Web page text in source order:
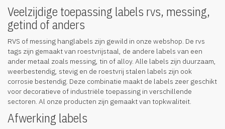
Veelzijdige toepassing labels rvs, messing,
getind of anders
RVS of messing hanglabels zijn gewild in onze webshop. De rvs
tags zijn gemaakt van roestvrijstaal, de andere labels van een
ander metaal zoals messing, tin of alloy. Alle labels zijn duurzaam,
weerbestendig, stevig en de roestvrij stalen labels zijn ook
corrosie bestendig. Deze combinatie maakt de labels zeer geschikt
voor decoratieve of industriële toepassing in verschillende
sectoren. Al onze producten zijn gemaakt van topkwaliteit.
Afwerking labels